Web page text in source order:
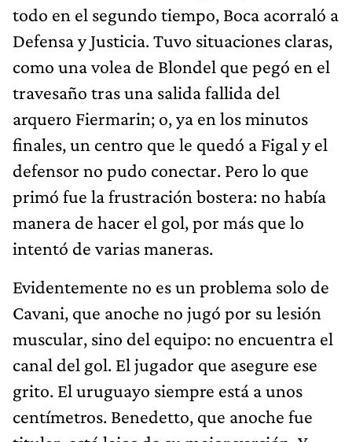
todo en el segundo tiempo, Boca acorraló a
Defensa y Justicia. Tuvo situaciones claras,
como una volea de Blondel que pegó en el
travesaño tras una salida fallida del
arquero Fiermarin; o, ya en los minutos
finales, un centro que le quedó a Figal y el
defensor no pudo conectar. Pero lo que
primó fue la frustración bostera: no había
manera de hacer el gol, por más que lo
intentó de varias maneras.
Evidentemente no es un problema solo de
Cavani, que anoche no jugó por su lesión
muscular, sino del equipo: no encuentra el
canal del gol. El jugador que asegure ese
grito. El uruguayo siempre está a unos
centímetros. Benedetto, que anoche fue